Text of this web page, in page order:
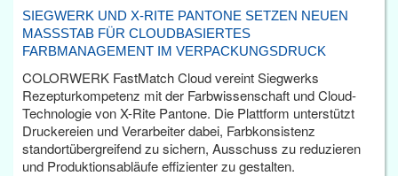
SIEGWERK UND X-RITE PANTONE SETZEN NEUEN
MASSSTAB FÜR CLOUDBASIERTES F
ARBMANAGEMENT IM VERPACKUNGSDRUCK
COLORWERK FastMatch Cloud vereint Siegwerks
Rezepturkompetenz mit der Farbwissenschaft und Cloud-
Technologie von X-Rite Pantone. Die Plattform unterstützt
Druckereien und Verarbeiter dabei, Farbkonsistenz
standortübergreifend zu sichern, Ausschuss zu reduzieren
und Produktionsabläufe effizienter zu gestalten.